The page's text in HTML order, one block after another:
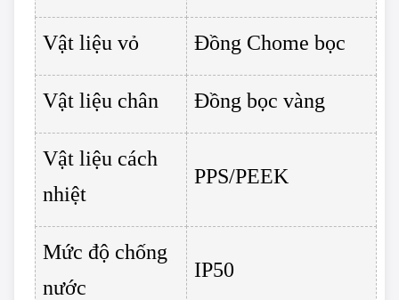
Vật liệu vỏ Đồng Chome bọc
Vật liệu chân Đồng bọc vàng
Vật liệu cách
nhiệt
PPS/PEEK
Mức độ chống
nước
IP50